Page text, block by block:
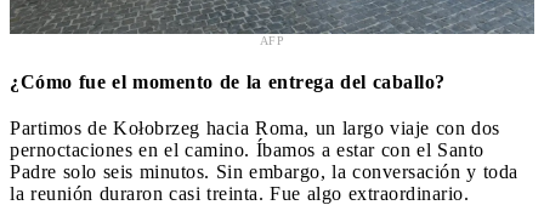
AFP
¿Cómo fue el momento de la entrega del caballo?
Partimos de Kołobrzeg hacia Roma, un largo viaje con dos
pernoctaciones en el camino. Íbamos a estar con el Santo
Padre solo seis minutos. Sin embargo, la conversación y toda
la reunión duraron casi treinta. Fue algo extraordinario.